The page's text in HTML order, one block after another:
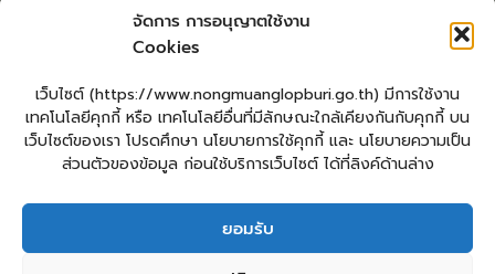
จัดการ การอนุญาตใช้งาน
Cookies
เว็บไซต์ (https://www.nongmuanglopburi.go.th) มีการใช้งาน
เทคโนโลยีคุกกี้ หรือ เทคโนโลยีอื่นที่มีลักษณะใกล้เคียงกันกับคุกกี้ บน
เว็บไซต์ของเรา โปรดศึกษา นโยบายการใช้คุกกี้ และ นโยบายความเป็น
ส่วนตัวของข้อมูล ก่อนใช้บริการเว็บไซต์ ได้ที่ลิงค์ด้านล่าง
ยอมรับ
44
เข้าสู่ระบบ
จัดทำเว็บไซต์
lopburiwebdesign.com
ยื่นแบบคำร้องทั่วไป
ร้องเรียน – ร้องทุกข์ ให้คำแนะนำ ข้อเสนอแนะ